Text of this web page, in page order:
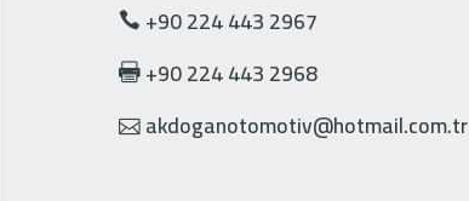
+90 224 443 2967
+90 224 443 2968
akdoganotomotiv@hotmail.com.tr